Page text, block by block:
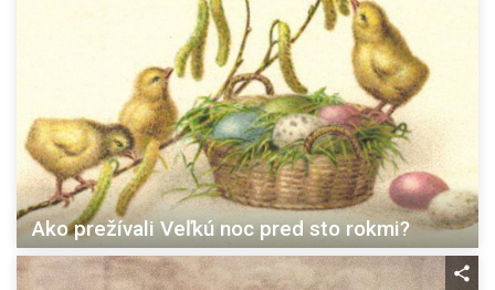
Ako prežívali Veľkú noc pred sto rokmi?